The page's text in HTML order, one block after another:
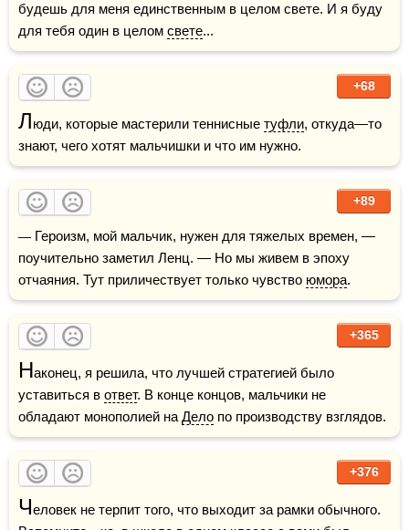
будешь для меня единственным в целом свете. И я буду
для тебя один в целом свете...
+68
Люди, которые мастерили теннисные туфли, откуда—то
знают, чего хотят мальчишки и что им нужно.
+89
— Героизм, мой мальчик, нужен для тяжелых времен, —
поучительно заметил Ленц. — Но мы живем в эпоху
отчаяния. Тут приличествует только чувство юмора.
+365
Наконец, я решила, что лучшей стратегией было
уставиться в ответ. В конце концов, мальчики не
обладают монополией на Дело по производству взглядов.
+376
Человек не терпит того, что выходит за рамки обычного.